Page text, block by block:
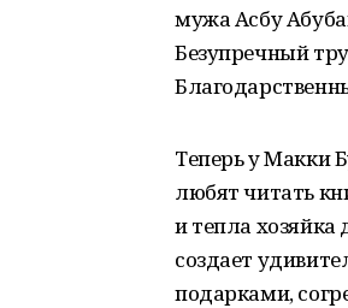
мужа Асбу
Безупречный
Теперь у Макки
любят читать
и тепла хозяйка
создает
подарками,